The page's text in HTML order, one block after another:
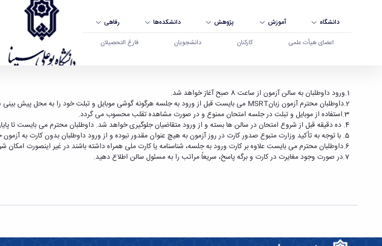
دانشگاه آموزش پژوهش دانشکده‌ها رفاهی
اعضای هیأت علمی کارکنان دانشجویان فارغ التحصیلان
1.ورود داوطلبان به سالن آزمون از ساعت 8 صبح آغاز خواهد شد.
2.داوطلبان محترم آزمون زبانMSRT می بایست قبل از ورود به جلسه هرگونه گوشی موبایل و تبلت خود را به محل پیش بینی شده تحویل نمایند.
3.استفاده از موبایل و تبلت در جلسه امتحان ممنوع و در صورت مشاهده تقلب محسوب می گردد.
4. ده دقیقه قبل از شروع امتحان در سالن ها بسته و از ورود متقاضیان جلوگیری خواهد شد. داوطلبان محترم می بایست تا پایان زمان رسمی اعلام شده در محل صندلی خود حضور داشته باشند.
5. با توجه به تأکید وزارت متبوع صدور کارت در روز آزمون به هیچ عنوان مقدور نبوده و از ورود داوطلبان بدون کارت به آزمون جلوگیری خواهد شد.
6.داوطلبان محترم می بایست علاوه بر کارت ورود به جلسه، شناسنامه یا کارت ملی همراه داشته باشند در غیر اینصورت امکان شرکت در جلسه را نخواهد داشت.
7.در صورت وجود مغایرت در کارت و برگه پاسخ، سریعاً مراتب را به مسئول سالن اطلاع دهید.